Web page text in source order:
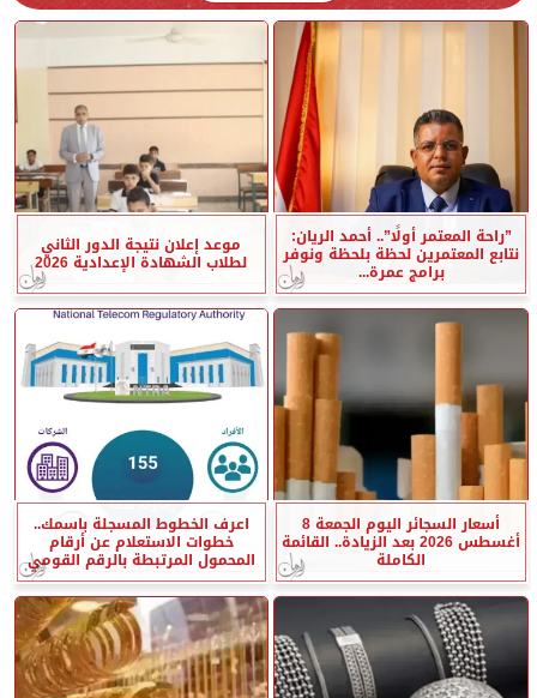
”راحة المعتمر أولًا”.. أحمد الريان:
نتابع المعتمرين لحظة بلحظة ونوفر
برامج عمرة...
موعد إعلان نتيجة الدور الثاني
لطلاب الشهادة الإعدادية 2026
أسعار السجائر اليوم الجمعة 8
أغسطس 2026 بعد الزيادة.. القائمة
الكاملة
اعرف الخطوط المسجلة باسمك..
خطوات الاستعلام عن أرقام
المحمول المرتبطة بالرقم القومي